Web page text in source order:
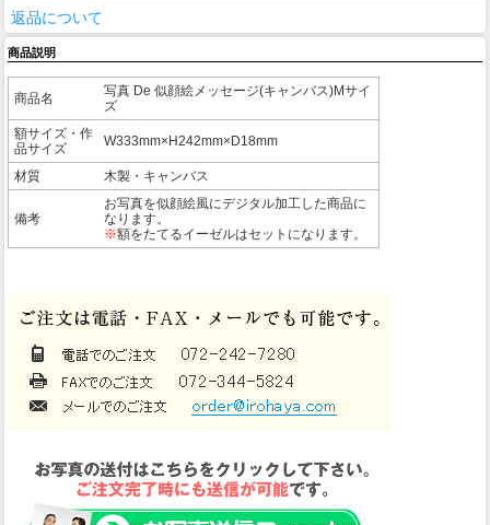
返品について
商品説明
商品名
写真 De 似顔絵メッセージ(キャンバス)Mサイ
ズ
額サイズ・作
品サイズ
W333mm×H242mm×D18mm
材質 木製・キャンバス
備考
お写真を似顔絵風にデジタル加工した商品に
なります。
※額をたてるイーゼルはセットになります。